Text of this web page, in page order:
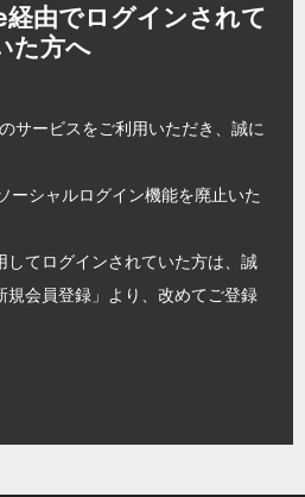
由でログインされて
た方へ
サービスをご利用いただき、誠に
シャルログイン機能を廃止いた
してログインされていた方は、誠
規会員登録」より、改めてご登録